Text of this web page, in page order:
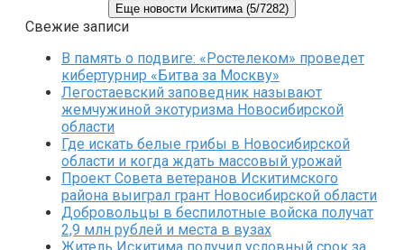
Еще новости Искитима (5/7282)
Свежие записи
В память о подвиге: «Ростелеком» проведет
кибертурнир «Битва за Москву»
Легостаевский заповедник называют
жемчужиной экотуризма Новосибирской
области
Где искать белые грибы в Новосибирской
области и когда ждать массовый урожай
Проект Совета ветеранов Искитимского
района выиграл грант Новосибирской области
Добровольцы в беспилотные войска получат
2,9 млн рублей и места в вузах